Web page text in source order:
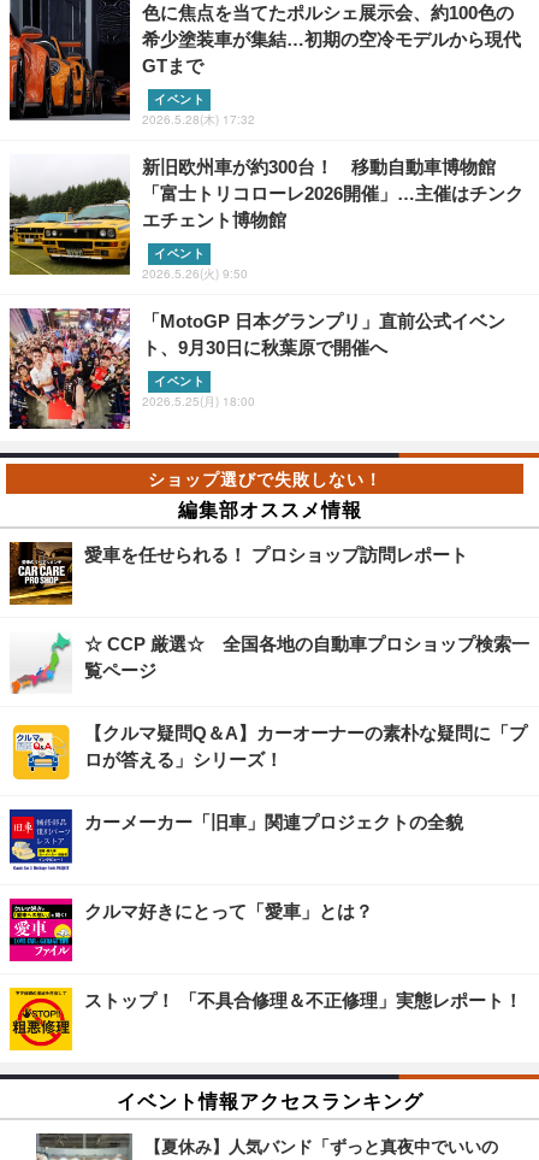
色に焦点を当てたポルシェ展示会、約100色の
希少塗装車が集結…初期の空冷モデルから現代
GTまで
イベント
2026.5.28(木) 17:32
新旧欧州車が約300台！ 移動自動車博物館
「富士トリコローレ2026開催」…主催はチンク
エチェント博物館
イベント
2026.5.26(火) 9:50
「MotoGP 日本グランプリ」直前公式イベン
ト、9月30日に秋葉原で開催へ
イベント
2026.5.25(月) 18:00
編集部オススメ情報
愛車を任せられる！ プロショップ訪問レポート
☆ CCP 厳選☆ 全国各地の自動車プロショップ検索一
覧ページ
【クルマ疑問Q＆A】カーオーナーの素朴な疑問に「プ
ロが答える」シリーズ！
カーメーカー「旧車」関連プロジェクトの全貌
クルマ好きにとって「愛車」とは？
ストップ！ 「不具合修理＆不正修理」実態レポート！
イベント情報アクセスランキング
【夏休み】人気バンド「ずっと真夜中でいいの